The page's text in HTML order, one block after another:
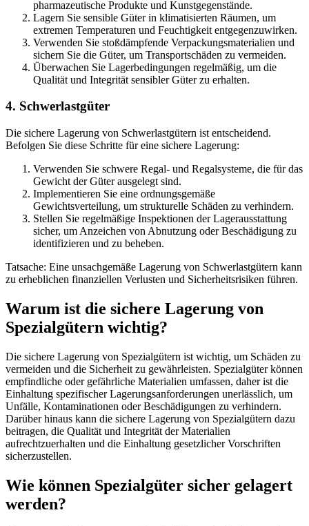
pharmazeutische Produkte und Kunstgegenstände.
Lagern Sie sensible Güter in klimatisierten Räumen, um
extremen Temperaturen und Feuchtigkeit entgegenzuwirken.
Verwenden Sie stoßdämpfende Verpackungsmaterialien und
sichern Sie die Güter, um Transportschäden zu vermeiden.
Überwachen Sie Lagerbedingungen regelmäßig, um die
Qualität und Integrität sensibler Güter zu erhalten.
4. Schwerlastgüter
Die sichere Lagerung von Schwerlastgütern ist entscheidend.
Befolgen Sie diese Schritte für eine sichere Lagerung:
Verwenden Sie schwere Regal- und Regalsysteme, die für das
Gewicht der Güter ausgelegt sind.
Implementieren Sie eine ordnungsgemäße
Gewichtsverteilung, um strukturelle Schäden zu verhindern.
Stellen Sie regelmäßige Inspektionen der Lagerausstattung
sicher, um Anzeichen von Abnutzung oder Beschädigung zu
identifizieren und zu beheben.
Tatsache: Eine unsachgemäße Lagerung von Schwerlastgütern kann
zu erheblichen finanziellen Verlusten und Sicherheitsrisiken führen.
Warum ist die sichere Lagerung von
Spezialgütern wichtig?
Die sichere Lagerung von Spezialgütern ist wichtig, um Schäden zu
vermeiden und die Sicherheit zu gewährleisten. Spezialgüter können
empfindliche oder gefährliche Materialien umfassen, daher ist die
Einhaltung spezifischer Lagerungsanforderungen unerlässlich, um
Unfälle, Kontaminationen oder Beschädigungen zu verhindern.
Darüber hinaus kann die sichere Lagerung von Spezialgütern dazu
beitragen, die Qualität und Integrität der Materialien
aufrechtzuerhalten und die Einhaltung gesetzlicher Vorschriften
sicherzustellen.
Wie können Spezialgüter sicher gelagert
werden?